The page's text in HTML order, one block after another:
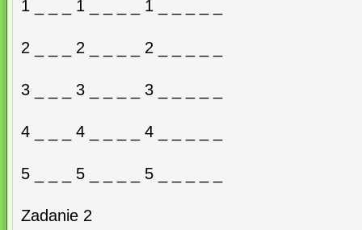
1 _ _ _ 1 _ _ _ _ 1 _ _ _ _ _
2 _ _ _ 2 _ _ _ _ 2 _ _ _ _ _
3 _ _ _ 3 _ _ _ _ 3 _ _ _ _ _
4 _ _ _ 4 _ _ _ _ 4 _ _ _ _ _
5 _ _ _ 5 _ _ _ _ 5 _ _ _ _ _
Zadanie 2